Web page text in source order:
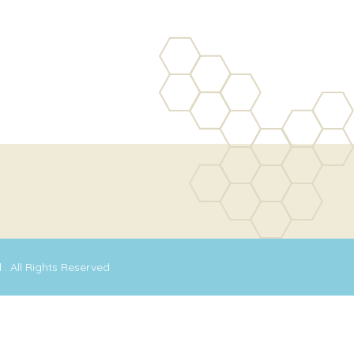
. All Rights Reserved